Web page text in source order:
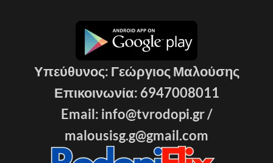
Υπεύθυνος: Γεώργιος Μαλούσης
Επικοινωνία: 6947008011
Email: info@tvrodopi.gr /
malousisg.g@gmail.com